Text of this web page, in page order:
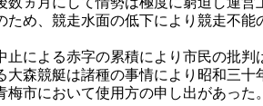
め、競走水面の低下により競走不
による赤字の累積により市民の批判
森競艇は諸種の事情により昭和三
梅市において使用方の申し出があっ